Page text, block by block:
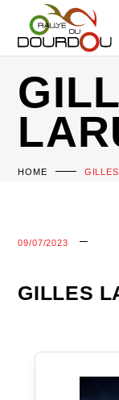
HOME
09/07/2023
GILLES